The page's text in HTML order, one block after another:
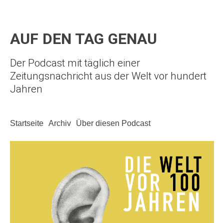
AUF DEN TAG GENAU
Der Podcast mit täglich einer
Zeitungsnachricht aus der Welt vor hundert
Jahren
Startseite Archiv Über diesen Podcast